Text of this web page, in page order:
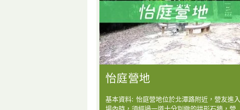
怡庭營地
基本資料: 怡庭營地位於北潭路附近，營友進入